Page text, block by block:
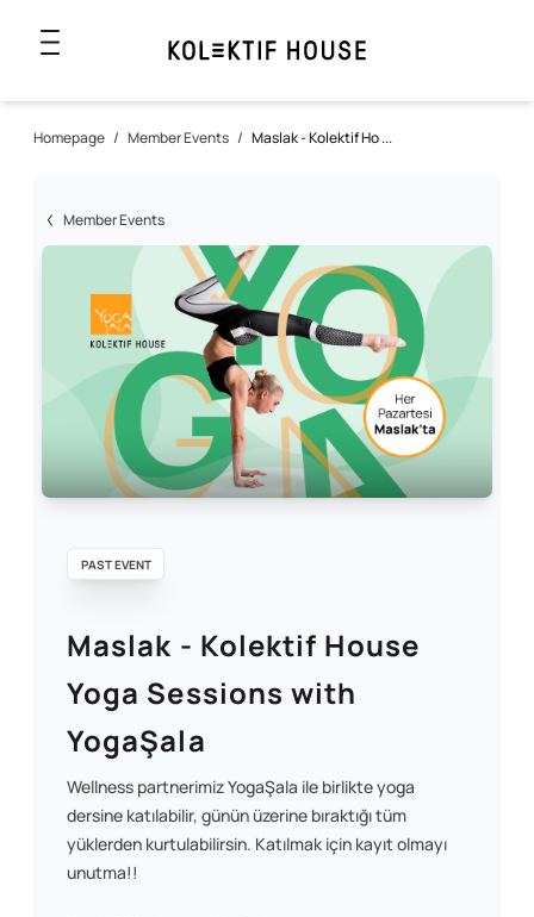
Homepage / Member Events / Maslak - Kolektif Ho ...
Member Events
PAST EVENT
Maslak - Kolektif House
Yoga Sessions with
YogaŞala
Wellness partnerimiz YogaŞala ile birlikte yoga
dersine katılabilir, günün üzerine bıraktığı tüm
yüklerden kurtulabilirsin. Katılmak için kayıt olmayı
unutma!!